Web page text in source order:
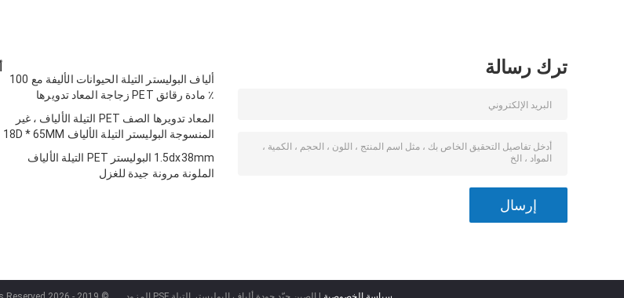
ألياف البوليستر التيلة الحيوانات الأليفة مع 100
٪ مادة رقائق PET زجاجة المعاد تدويرها
المعاد تدويرها الصف PET التيلة الألياف ، غير
المنسوجة البوليستر التيلة الألياف 18D * 65MM
1.5dx38mm البوليستر PET التيلة الألياف
الملونة مرونة جيدة للغزل
ترك رسالة